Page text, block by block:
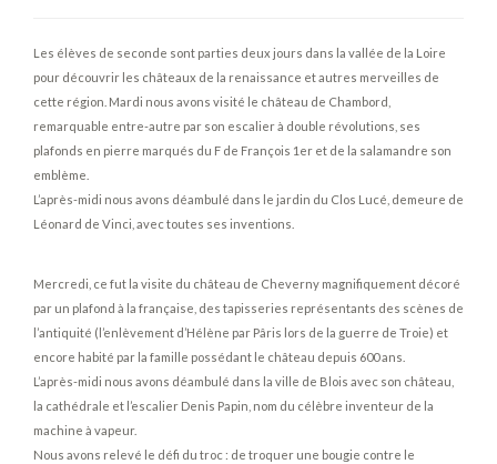
Les élèves de seconde sont parties deux jours dans la vallée de la Loire
pour découvrir les châteaux de la renaissance et autres merveilles de
cette région. Mardi nous avons visité le château de Chambord,
remarquable entre-autre par son escalier à double révolutions, ses
plafonds en pierre marqués du F de François 1er et de la salamandre son
emblème.
L’après-midi nous avons déambulé dans le jardin du Clos Lucé, demeure de
Léonard de Vinci, avec toutes ses inventions.
Mercredi, ce fut la visite du château de Cheverny magnifiquement décoré
par un plafond à la française, des tapisseries représentants des scènes de
l’antiquité (l’enlèvement d’Hélène par Pâris lors de la guerre de Troie) et
encore habité par la famille possédant le château depuis 600 ans.
L’après-midi nous avons déambulé dans la ville de Blois avec son château,
la cathédrale et l’escalier Denis Papin, nom du célèbre inventeur de la
machine à vapeur.
Nous avons relevé le défi du troc : de troquer une bougie contre le